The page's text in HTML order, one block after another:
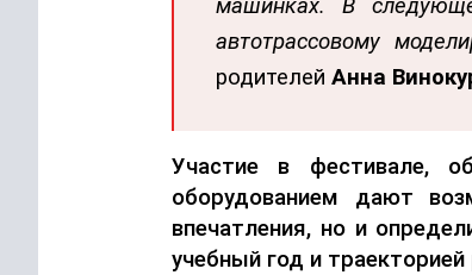
машинках. В
автотрассовому
родителей Анна
Участие в фестивале,
оборудованием дают
впечатления, но и
учебный год и